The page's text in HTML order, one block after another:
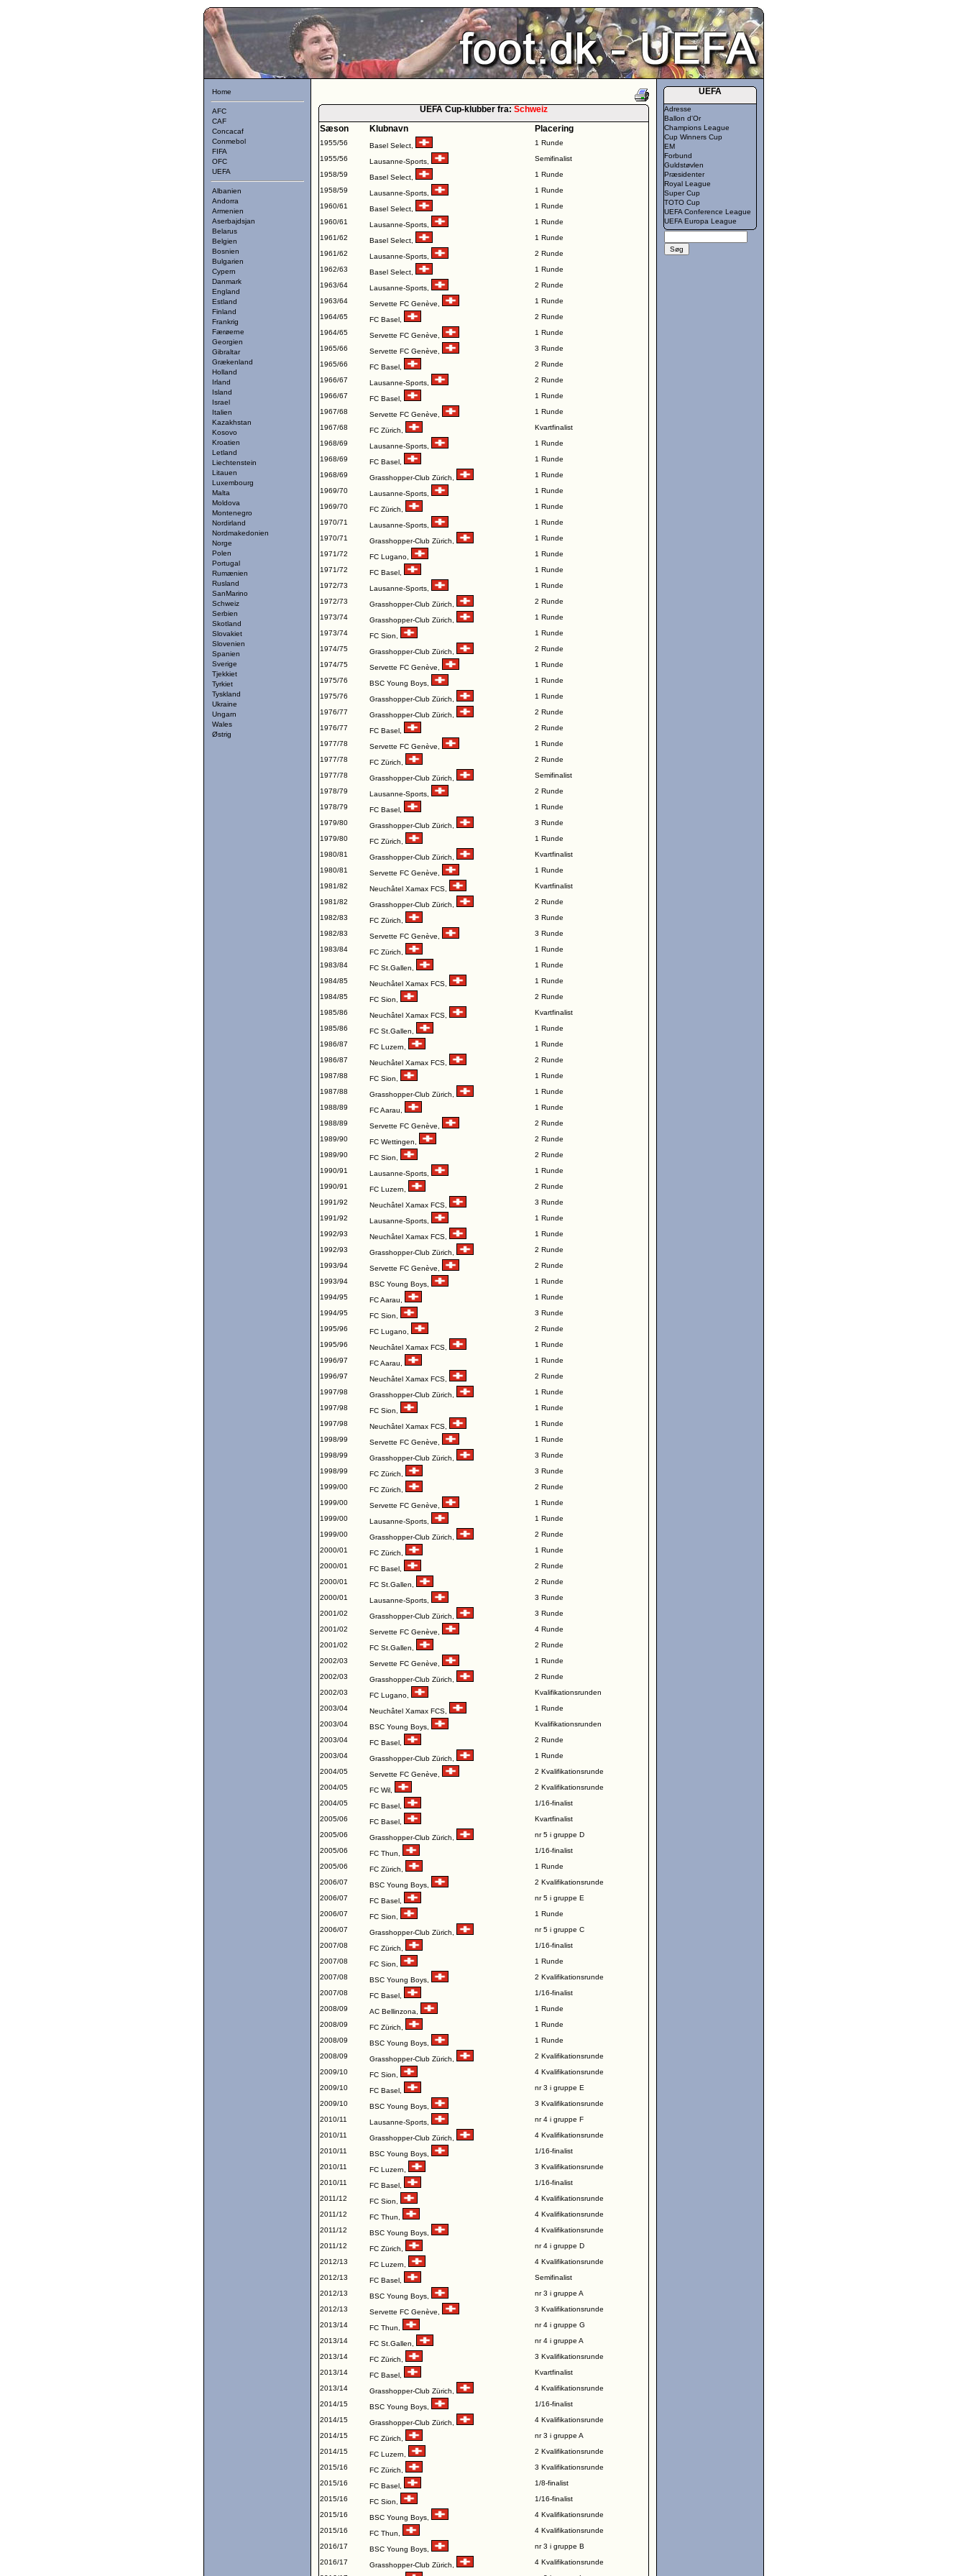
Home
AFC
CAF
Concacaf
Conmebol
FIFA
OFC
UEFA
Albanien
Andorra
Armenien
Aserbajdsjan
Belarus
Belgien
Bosnien
Bulgarien
Cypern
Danmark
England
Estland
Finland
Frankrig
Færøerne
Georgien
Gibraltar
Grækenland
Holland
Irland
Island
Israel
Italien
Kazakhstan
Kosovo
Kroatien
Letland
Liechtenstein
Litauen
Luxembourg
Malta
Moldova
Montenegro
Nordirland
Nordmakedonien
Norge
Polen
Portugal
Rumænien
Rusland
SanMarino
Schweiz
Serbien
Skotland
Slovakiet
Slovenien
Spanien
Sverige
Tjekkiet
Tyrkiet
Tyskland
Ukraine
Ungarn
Wales
Østrig
UEFA Cup-klubber fra: Schweiz
Sæson
Klubnavn Placering
1955/56 Basel Select
1 Runde
1955/56
Lausanne-Sports
Semifinalist
1958/59
Basel Select
1 Runde
1958/59
Lausanne-Sports
1 Runde
1960/61
Basel Select
1 Runde
1960/61
Lausanne-Sports
1 Runde
1961/62
Basel Select
1 Runde
1961/62
Lausanne-Sports
2 Runde
1962/63
Basel Select
1 Runde
1963/64
Lausanne-Sports
2 Runde
1963/64
Servette FC Genève
1 Runde
1964/65
FC Basel
2 Runde
1964/65
Servette FC Genève
1 Runde
1965/66
Servette FC Genève
3 Runde
1965/66
FC Basel
2 Runde
1966/67
Lausanne-Sports
2 Runde
1966/67
FC Basel
1 Runde
1967/68
Servette FC Genève
1 Runde
1967/68
FC Zürich
Kvartfinalist
1968/69
Lausanne-Sports
1 Runde
1968/69
FC Basel
1 Runde
1968/69
Grasshopper-Club Zürich
1 Runde
1969/70
Lausanne-Sports
1 Runde
1969/70
FC Zürich
1 Runde
1970/71
Lausanne-Sports
1 Runde
1970/71
Grasshopper-Club Zürich
1 Runde
1971/72
FC Lugano
1 Runde
1971/72
FC Basel
1 Runde
1972/73
Lausanne-Sports
1 Runde
1972/73
Grasshopper-Club Zürich
2 Runde
1973/74
Grasshopper-Club Zürich
1 Runde
1973/74
FC Sion
1 Runde
1974/75
Grasshopper-Club Zürich
2 Runde
1974/75
Servette FC Genève
1 Runde
1975/76
BSC Young Boys
1 Runde
1975/76
Grasshopper-Club Zürich
1 Runde
1976/77
Grasshopper-Club Zürich
2 Runde
1976/77
FC Basel
2 Runde
1977/78
Servette FC Genève
1 Runde
1977/78
FC Zürich
2 Runde
1977/78
Grasshopper-Club Zürich
Semifinalist
1978/79
Lausanne-Sports
2 Runde
1978/79
FC Basel
1 Runde
1979/80
Grasshopper-Club Zürich
3 Runde
1979/80
FC Zürich
1 Runde
1980/81
Grasshopper-Club Zürich
Kvartfinalist
1980/81
Servette FC Genève
1 Runde
1981/82
Neuchâtel Xamax FCS
Kvartfinalist
1981/82
Grasshopper-Club Zürich
2 Runde
1982/83
FC Zürich
3 Runde
1982/83
Servette FC Genève
3 Runde
1983/84
FC Zürich
1 Runde
1983/84
FC St.Gallen
1 Runde
1984/85
Neuchâtel Xamax FCS
1 Runde
1984/85
FC Sion
2 Runde
1985/86
Neuchâtel Xamax FCS
Kvartfinalist
1985/86
FC St.Gallen
1 Runde
1986/87
FC Luzern
1 Runde
1986/87
Neuchâtel Xamax FCS
2 Runde
1987/88
FC Sion
1 Runde
1987/88
Grasshopper-Club Zürich
1 Runde
1988/89
FC Aarau
1 Runde
1988/89
Servette FC Genève
2 Runde
1989/90
FC Wettingen
2 Runde
1989/90
FC Sion
2 Runde
1990/91
Lausanne-Sports
1 Runde
1990/91
FC Luzern
2 Runde
1991/92
Neuchâtel Xamax FCS
3 Runde
1991/92
Lausanne-Sports
1 Runde
1992/93
Neuchâtel Xamax FCS
1 Runde
1992/93
Grasshopper-Club Zürich
2 Runde
1993/94
Servette FC Genève
2 Runde
1993/94
BSC Young Boys
1 Runde
1994/95
FC Aarau
1 Runde
1994/95
FC Sion
3 Runde
1995/96
FC Lugano
2 Runde
1995/96
Neuchâtel Xamax FCS
1 Runde
1996/97
FC Aarau
1 Runde
1996/97
Neuchâtel Xamax FCS
2 Runde
1997/98
Grasshopper-Club Zürich
1 Runde
1997/98
FC Sion
1 Runde
1997/98
Neuchâtel Xamax FCS
1 Runde
1998/99
Servette FC Genève
1 Runde
1998/99
Grasshopper-Club Zürich
3 Runde
1998/99
FC Zürich
3 Runde
1999/00
FC Zürich
2 Runde
1999/00
Servette FC Genève
1 Runde
1999/00
Lausanne-Sports
1 Runde
1999/00
Grasshopper-Club Zürich
2 Runde
2000/01
FC Zürich
1 Runde
2000/01
FC Basel
2 Runde
2000/01
FC St.Gallen
2 Runde
2000/01
Lausanne-Sports
3 Runde
2001/02
Grasshopper-Club Zürich
3 Runde
2001/02
Servette FC Genève
4 Runde
2001/02
FC St.Gallen
2 Runde
2002/03
Servette FC Genève
1 Runde
2002/03
Grasshopper-Club Zürich
2 Runde
2002/03
FC Lugano
Kvalifikationsrunden
2003/04
Neuchâtel Xamax FCS
1 Runde
2003/04
BSC Young Boys
Kvalifikationsrunden
2003/04
FC Basel
2 Runde
2003/04
Grasshopper-Club Zürich
1 Runde
2004/05
Servette FC Genève
2 Kvalifikationsrunde
2004/05
FC Wil
2 Kvalifikationsrunde
2004/05
FC Basel
1/16-finalist
2005/06
FC Basel
Kvartfinalist
2005/06
Grasshopper-Club Zürich
nr 5 i gruppe D
2005/06
FC Thun
1/16-finalist
2005/06
FC Zürich
1 Runde
2006/07
BSC Young Boys
2 Kvalifikationsrunde
2006/07
FC Basel
nr 5 i gruppe E
2006/07
FC Sion
1 Runde
2006/07
Grasshopper-Club Zürich
nr 5 i gruppe C
2007/08
FC Zürich
1/16-finalist
2007/08
FC Sion
1 Runde
2007/08
BSC Young Boys
2 Kvalifikationsrunde
2007/08
FC Basel
1/16-finalist
2008/09
AC Bellinzona
1 Runde
2008/09
FC Zürich
1 Runde
2008/09
BSC Young Boys
1 Runde
2008/09
Grasshopper-Club Zürich
2 Kvalifikationsrunde
2009/10
FC Sion
4 Kvalifikationsrunde
2009/10
FC Basel
nr 3 i gruppe E
2009/10
BSC Young Boys
3 Kvalifikationsrunde
2010/11
Lausanne-Sports
nr 4 i gruppe F
2010/11
Grasshopper-Club Zürich
4 Kvalifikationsrunde
2010/11
BSC Young Boys
1/16-finalist
2010/11
FC Luzern
3 Kvalifikationsrunde
2010/11
FC Basel
1/16-finalist
2011/12
FC Sion
4 Kvalifikationsrunde
2011/12
FC Thun
4 Kvalifikationsrunde
2011/12
BSC Young Boys
4 Kvalifikationsrunde
2011/12
FC Zürich
nr 4 i gruppe D
2012/13
FC Luzern
4 Kvalifikationsrunde
2012/13
FC Basel
Semifinalist
2012/13
BSC Young Boys
nr 3 i gruppe A
2012/13
Servette FC Genève
3 Kvalifikationsrunde
2013/14
FC Thun
nr 4 i gruppe G
2013/14
FC St.Gallen
nr 4 i gruppe A
2013/14
FC Zürich
3 Kvalifikationsrunde
2013/14
FC Basel
Kvartfinalist
2013/14
Grasshopper-Club Zürich
4 Kvalifikationsrunde
2014/15
BSC Young Boys
1/16-finalist
2014/15
Grasshopper-Club Zürich
4 Kvalifikationsrunde
2014/15
FC Zürich
nr 3 i gruppe A
2014/15
FC Luzern
2 Kvalifikationsrunde
2015/16
FC Zürich
3 Kvalifikationsrunde
2015/16
FC Basel
1/8-finalist
2015/16
FC Sion
1/16-finalist
2015/16
BSC Young Boys
4 Kvalifikationsrunde
2015/16
FC Thun
4 Kvalifikationsrunde
2016/17
BSC Young Boys
nr 3 i gruppe B
2016/17
Grasshopper-Club Zürich
4 Kvalifikationsrunde
UEFA
Adresse
Ballon d'Or
Champions League
Cup Winners Cup
EM
Forbund
Guldstøvlen
Præsidenter
Royal League
Super Cup
TOTO Cup
UEFA Conference League
UEFA Europa League